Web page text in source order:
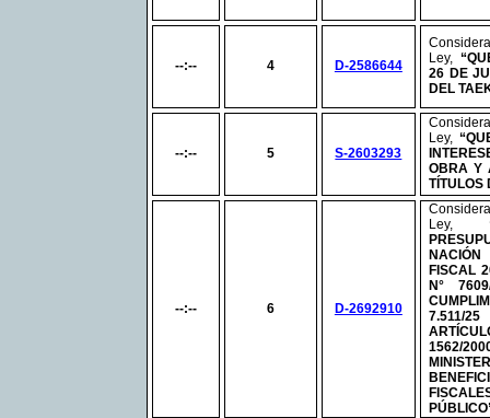
--:-- 4 D-2586644
Ley, “
26 DE
DEL
--:-- 5 S-2603293
Ley,
OBRA Y
TÍTULOS
--:-- 6 D-2692910
Ley,
FISCAL
N°
7.511/
1562/